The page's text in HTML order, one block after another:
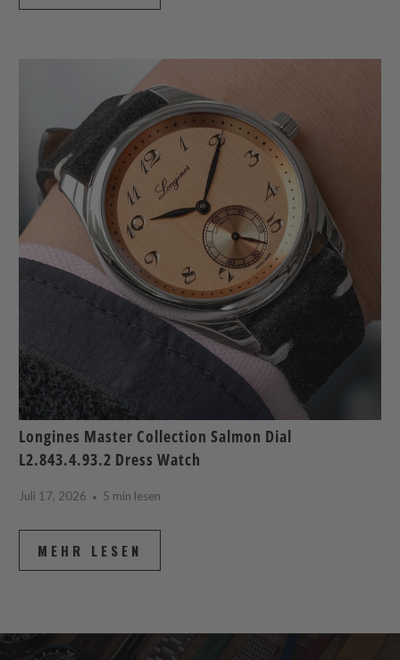
Longines Master Collection Salmon Dial
L2.843.4.93.2 Dress Watch
Juli 17, 2026 5 min lesen
MEHR LESEN